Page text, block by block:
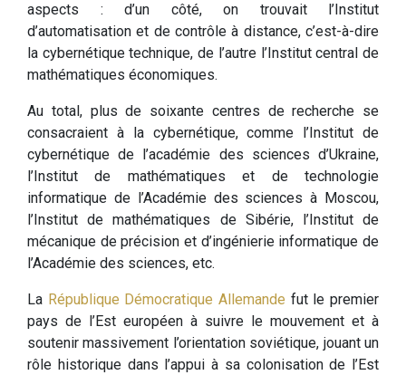
aspects : d’un côté, on trouvait l’Institut
d’automatisation et de contrôle à distance, c’est-à-dire
la cybernétique technique, de l’autre l’Institut central de
mathématiques économiques.
Au total, plus de soixante centres de recherche se
consacraient à la cybernétique, comme l’Institut de
cybernétique de l’académie des sciences d’Ukraine,
l’Institut de mathématiques et de technologie
informatique de l’Académie des sciences à Moscou,
l’Institut de mathématiques de Sibérie, l’Institut de
mécanique de précision et d’ingénierie informatique de
l’Académie des sciences, etc.
La République Démocratique Allemande fut le premier
pays de l’Est européen à suivre le mouvement et à
soutenir massivement l’orientation soviétique, jouant un
rôle historique dans l’appui à sa colonisation de l’Est